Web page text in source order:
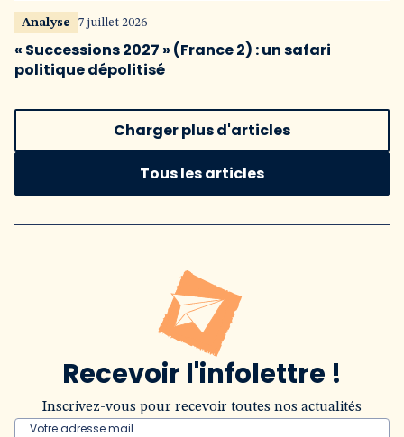
Analyse 7 juillet 2026
« Successions 2027 » (France 2) : un safari
politique dépolitisé
Charger plus d'articles
Tous les articles
Recevoir l'infolettre !
Inscrivez-vous pour recevoir toutes nos actualités
Votre adresse mail